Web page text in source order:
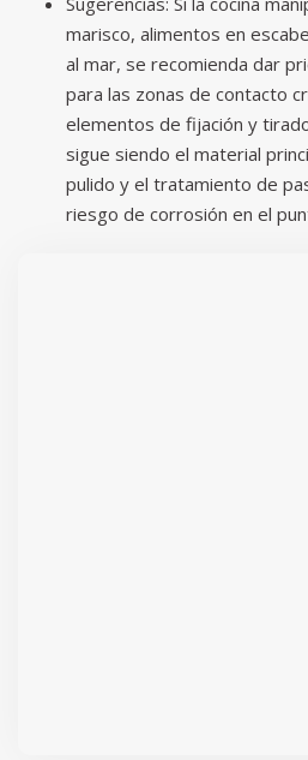
marisco, alimentos en
al mar, se recomienda dar
para las zonas de contacto
elementos de fijación y
sigue siendo el material
pulido y el tratamiento de
riesgo de corrosión en el